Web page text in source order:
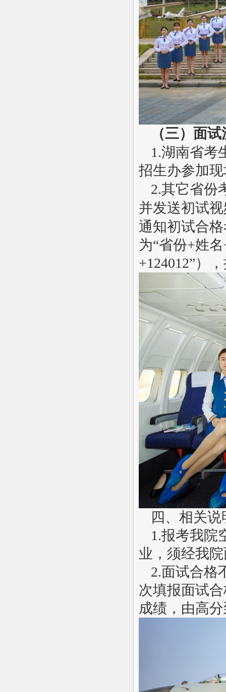
（三）面
1.湖南省考
招生办参加
2.其它省份
并发送初试
通知初试合
为“省份+姓
+124012”）
四、相关说
1.报考我院
业，须经我
2.面试合格
次填报面试
成绩，由高